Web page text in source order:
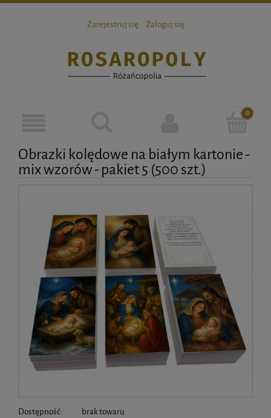
Zarejestruj się Zaloguj się
Obrazki kolędowe na białym kartonie -
mix wzorów - pakiet 5 (500 szt.)
Dostępność: brak towaru